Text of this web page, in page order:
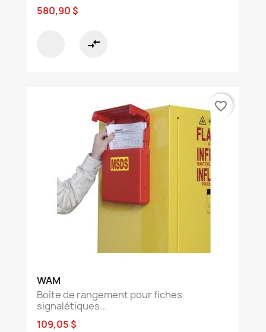
580,90 $
compare_arrows
WAM
Boîte de rangement pour fiches
signalétiques...
109,05 $
favorite_border